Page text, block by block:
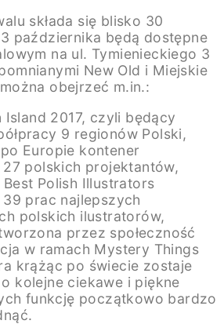
składa się blisko 30
października będą dostępne
na ul. Tymienieckiego 3
New Old i Miejskie
obejrzeć m.in.:
Island 2017, czyli będący
9 regionów Polski,
Europie kontener
polskich projektantów,
Polish Illustrators
prac najlepszych
polskich ilustratorów,
przez społeczność
w ramach Mystery Things
krążąc po świecie zostaje
kolejne ciekawe i piękne
funkcję początkowo bardzo